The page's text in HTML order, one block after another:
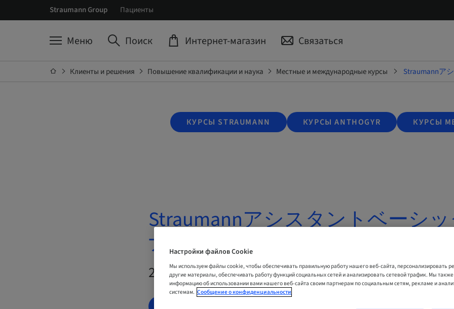
Straumann Group Пациенты
Меню Поиск Интернет-магазин Связаться
Клиенты и решения Повышение квалификации и наука Местные и международные курсы Straumannア
КУРСЫ STRAUMANN КУРСЫ ANTHOGYR КУРСЫ
Straumannアシスタントベーシ
ナー
25. окт. 2026 | 札幌市中央区, Япония
Настройки файлов Cookie
Мы используем файлы cookie, чтобы обеспечивать правильную работу нашего веб-сайта, персонализировать
другие материалы, обеспечивать работу функций социальных сетей и анализировать сетевой трафик. Мы
информацию об использовании вами нашего веб-сайта своим партнерам по социальным сетям, рекламе и
системам. Сообщение о конфиденциальности